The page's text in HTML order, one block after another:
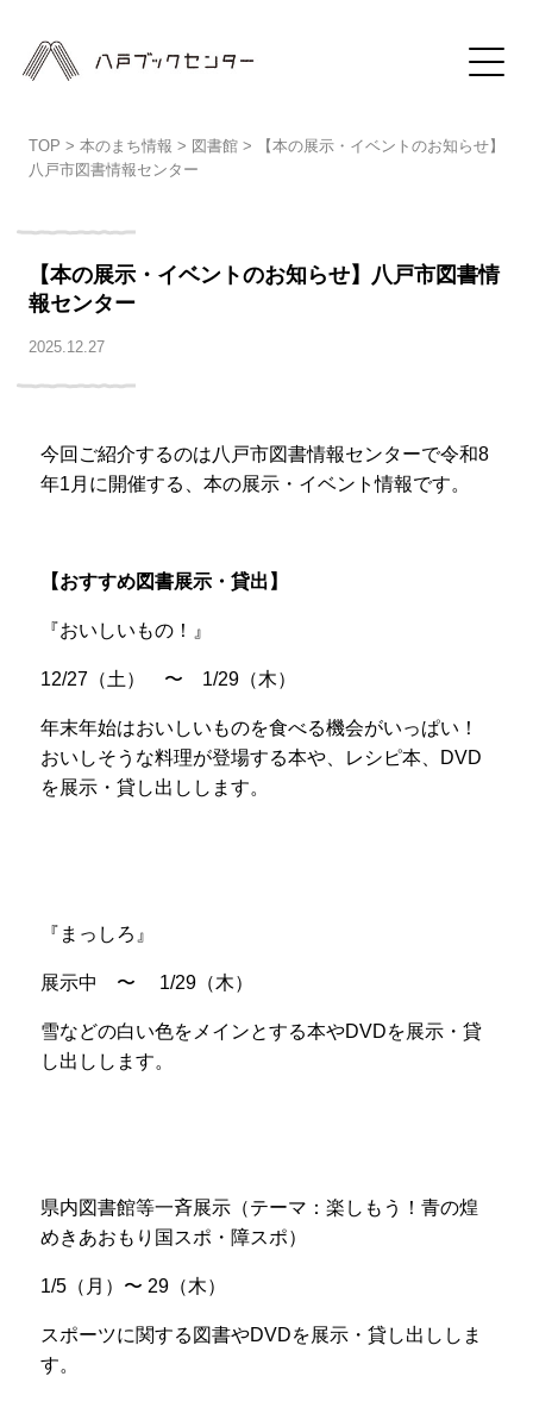
TOP > 本のまち情報 > 図書館>
【本の展示・イベントのお知らせ】
八戸市図書情報センター
【本の展示・イベントのお知らせ】八戸市図書情
報センター
2025.12.27
今回ご紹介するのは八戸市図書情報センターで令和8
年1月に開催する、本の展示・イベント情報です。
【おすすめ図書展示・貸出】
『おいしいもの！ 』
12/27（土） 〜 1/29（木）
年末年始はおいしいものを食べる機会がいっぱい！
おいしそうな料理が登場する本や、レシピ本、
DVD
を展示・貸し出しします。
『まっしろ』
展示中 〜 1/29（木）
雪などの白い色をメインとする本やDVDを展示・貸
し出しします。
県内図書館等一斉展示（テーマ：楽しもう！青の煌
めきあおもり国スポ・障スポ）
1/5（月）〜 29（木）
スポーツに関する図書やDVDを展示・貸し出ししま
す。